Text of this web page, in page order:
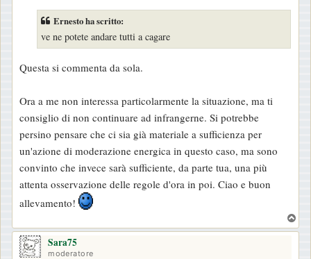
Ernesto ha scritto:
ve ne potete andare tutti a cagare
Questa si commenta da sola.
Ora a me non interessa particolarmente la situazione, ma ti
consiglio di non continuare ad infrangerne. Si potrebbe
persino pensare che ci sia già materiale a sufficienza per
un'azione di moderazione energica in questo caso, ma sono
convinto che invece sarà sufficiente, da parte tua, una più
attenta osservazione delle regole d'ora in poi. Ciao e buon
allevamento!
o
Sara75
moderatore